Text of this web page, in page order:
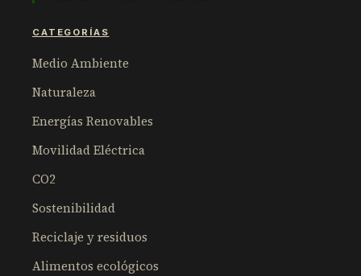
CATEGORÍAS
Medio Ambiente
Naturaleza
Energías Renovables
Movilidad Eléctrica
CO2
Sostenibilidad
Reciclaje y residuos
Alimentos ecológicos